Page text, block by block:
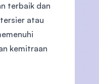
terbaik dan
atau
kemitraan